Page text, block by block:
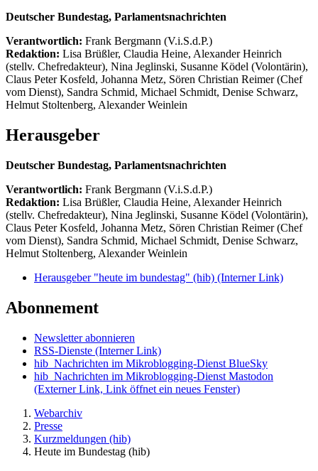
Deutscher Bundestag, Parlamentsnachrichten
Verantwortlich: Frank Bergmann (V.i.S.d.P.)
Redaktion: Lisa Brüßler, Claudia Heine, Alexander Heinrich
(stellv. Chefredakteur), Nina Jeglinski, Susanne Ködel (Volontärin),
Claus Peter Kosfeld, Johanna Metz, Sören Christian Reimer (Chef
vom Dienst), Sandra Schmid, Michael Schmidt, Denise Schwarz,
Helmut Stoltenberg, Alexander Weinlein
Herausgeber
Deutscher Bundestag, Parlamentsnachrichten
Verantwortlich: Frank Bergmann (V.i.S.d.P.)
Redaktion: Lisa Brüßler, Claudia Heine, Alexander Heinrich
(stellv. Chefredakteur), Nina Jeglinski, Susanne Ködel (Volontärin),
Claus Peter Kosfeld, Johanna Metz, Sören Christian Reimer (Chef
vom Dienst), Sandra Schmid, Michael Schmidt, Denise Schwarz,
Helmut Stoltenberg, Alexander Weinlein
Herausgeber "heute im bundestag" (hib) (Interner Link)
Abonnement
Newsletter abonnieren
RSS-Dienste (Interner Link)
hib_Nachrichten im Mikroblogging-Dienst BlueSky
hib_Nachrichten im Mikroblogging-Dienst Mastodon
(Externer Link, Link öffnet ein neues Fenster)
Webarchiv
Presse
Kurzmeldungen (hib)
Heute im Bundestag (hib)